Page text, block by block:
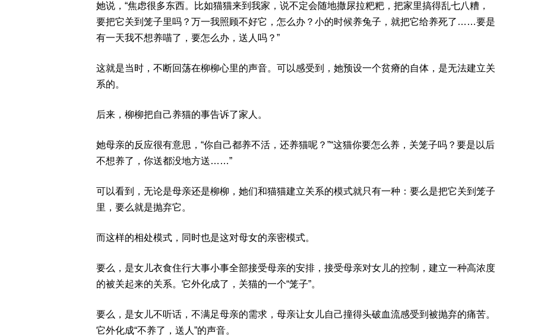
她说，“焦虑很多东西。比如猫猫来到我家，说不定会随地撒尿拉粑粑，把家里搞得乱七八糟，
要把它关到笼子里吗？万一我照顾不好它，怎么办？小的时候养兔子，就把它给养死了……要是
有一天我不想养喵了，要怎么办，送人吗？”
这就是当时，不断回荡在柳柳心里的声音。可以感受到，她预设一个贫瘠的自体，是无法建立关
系的。
后来，柳柳把自己养猫的事告诉了家人。
她母亲的反应很有意思，“你自己都养不活，还养猫呢？”“这猫你要怎么养，关笼子吗？要是以后
不想养了，你送都没地方送……”
可以看到，无论是母亲还是柳柳，她们和猫猫建立关系的模式就只有一种：要么是把它关到笼子
里，要么就是抛弃它。
而这样的相处模式，同时也是这对母女的亲密模式。
要么，是女儿衣食住行大事小事全部接受母亲的安排，接受母亲对女儿的控制，建立一种高浓度
的被关起来的关系。它外化成了，关猫的一个“笼子”。
要么，是女儿不听话，不满足母亲的需求，母亲让女儿自己撞得头破血流感受到被抛弃的痛苦。
它外化成“不养了，送人”的声音。